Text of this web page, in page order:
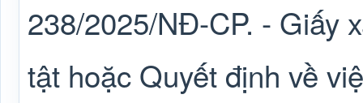
238/2025/NĐ-CP. - Giấy
tật hoặc Quyết định về